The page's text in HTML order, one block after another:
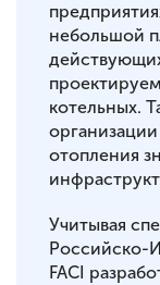
небольшой
котельных.
отопления
Учитывая
Российско-
FACI